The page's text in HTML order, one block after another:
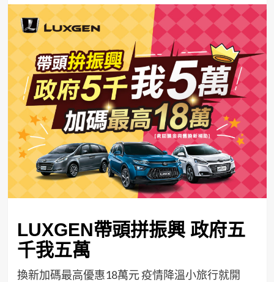
LUXGEN帶頭拼振興 政府五
千我五萬
換新加碼最高優惠18萬元疫情降溫小旅行就開